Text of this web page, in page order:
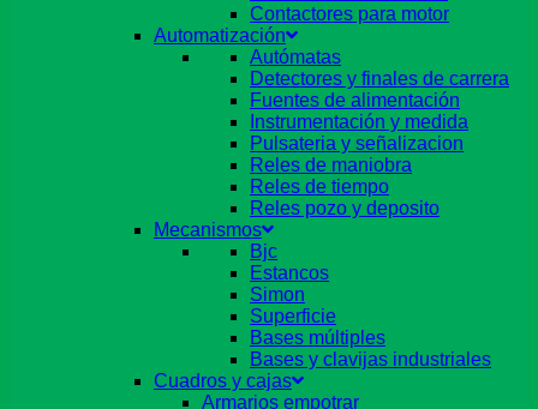
Contactores para motor
Automatización
Autómatas
Detectores y finales de carrera
Fuentes de alimentación
Instrumentación y medida
Pulsateria y señalizacion
Reles de maniobra
Reles de tiempo
Reles pozo y deposito
Mecanismos
Bjc
Estancos
Simon
Superficie
Bases múltiples
Bases y clavijas industriales
Cuadros y cajas
Armarios empotrar